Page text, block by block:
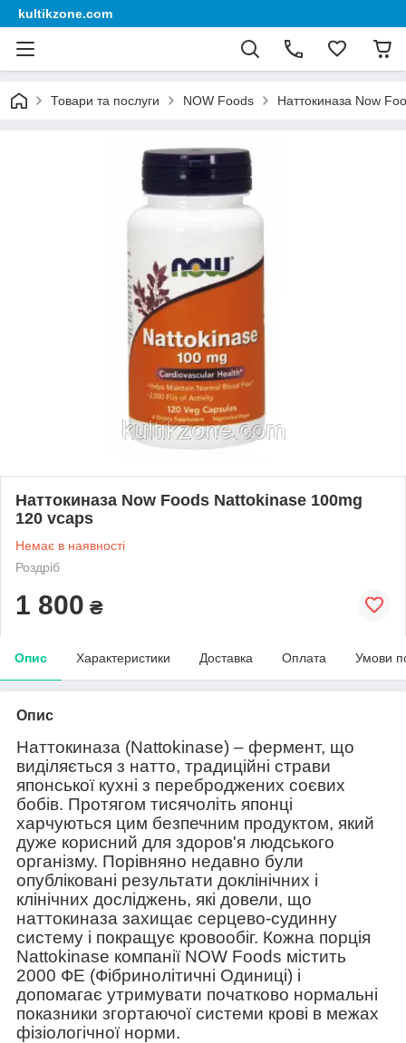
kultikzone.com
Товари та послуги NOW Foods Наттокиназа Now
Наттокиназа Now Foods Nattokinase 100mg
120 vcaps
Немає в наявності
Роздріб
1 800 ₴
Опис Характеристики Доставка Оплата Умови
Опис
Наттокиназа (Nattokinase) – фермент, що
виділяється з натто, традиційні страви
японської кухні з переброджених соєвих
бобів. Протягом тисячоліть японці
харчуються цим безпечним продуктом, який
дуже корисний для здоров'я людського
організму. Порівняно недавно були
опубліковані результати доклінічних і
клінічних досліджень, які довели, що
наттокиназа захищає серцево-судинну
систему і покращує кровообіг. Кожна порція
Nattokinase компанії NOW Foods містить
2000 ФЕ (Фібринолітичні Одиниці) і
допомагає утримувати початково нормальні
показники згортаючої системи крові в межах
фізіологічної норми.